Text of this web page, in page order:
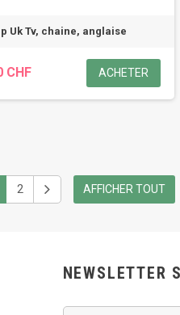
Uk Tv, chaine, anglaise
CHF ACHETER
2 AFFICHER TOUT
NEWSLETTER